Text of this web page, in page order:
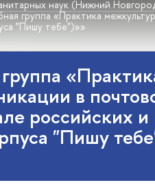
наук (Нижний
группа «Практика
"Пишу тебе")»»
в
российских и
"Пишу